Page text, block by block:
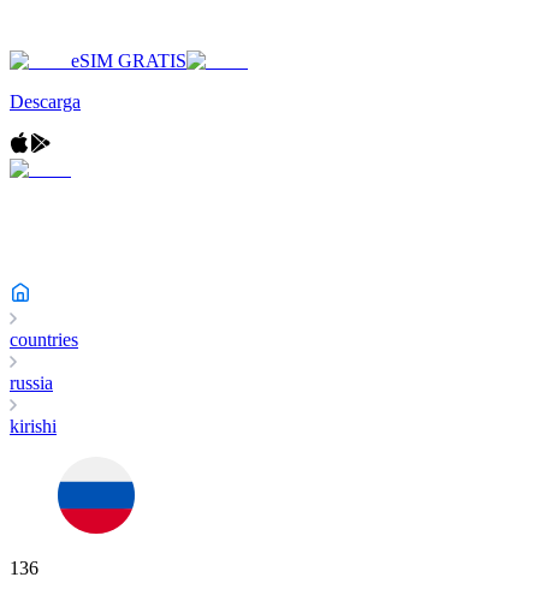
eSIM GRATIS
Descarga
countries
russia
kirishi
136